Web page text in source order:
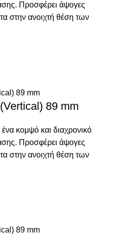
Προσφέρει άψογες
στην ανοιχτή θέση των
89 mm
ένα κομψό και διαχρονικό
Προσφέρει άψογες
στην ανοιχτή θέση των